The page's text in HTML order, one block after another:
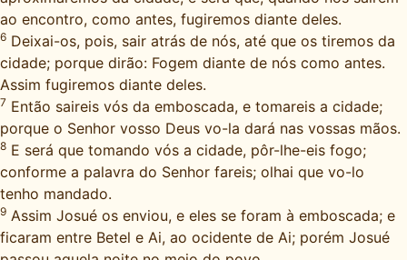
ao encontro, como antes, fugiremos diante deles.
6 Deixai-os, pois, sair atrás de nós, até que os tiremos da
cidade; porque dirão: Fogem diante de nós como antes.
Assim fugiremos diante deles.
7 Então saireis vós da emboscada, e tomareis a cidade;
porque o Senhor vosso Deus vo-la dará nas vossas mãos.
8 E será que tomando vós a cidade, pôr-lhe-eis fogo;
conforme a palavra do Senhor fareis; olhai que vo-lo
tenho mandado.
9 Assim Josué os enviou, e eles se foram à emboscada; e
ficaram entre Betel e Ai, ao ocidente de Ai; porém Josué